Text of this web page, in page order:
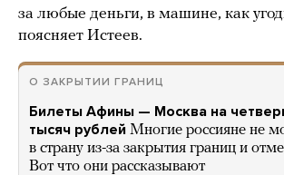
за любые деньги, в машине, как
поясняет Истеев.
О ЗАКРЫТИИ ГРАНИЦ
Билеты Афины — Москва на
тысяч рублей Многие россияне не
в страну из-за закрытия границ и
Вот что они рассказывают